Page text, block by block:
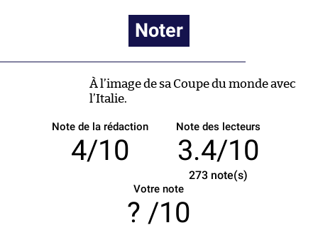
Noter
À l’image de sa Coupe du monde avec
l’Italie.
Note de la rédaction
4/10
Note des lecteurs
3.4/10
273note(s)
Votre note
/10